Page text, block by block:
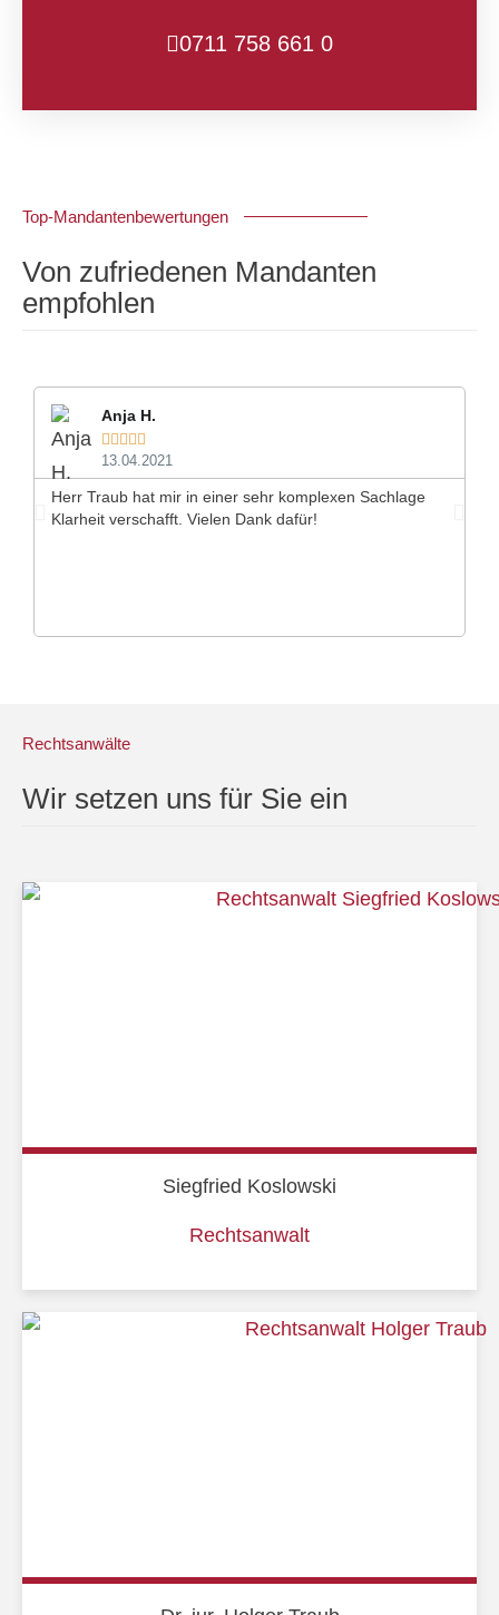
0711 758 661 0
Top-Mandantenbewertungen
Von zufriedenen Mandanten
empfohlen
Anja H.
    
13.04.2021
Herr Traub hat mir in einer sehr komplexen Sachlage
Klarheit verschafft. Vielen Dank dafür!
Rechtsanwälte
Wir setzen uns für Sie ein
Siegfried Koslowski
Rechtsanwalt